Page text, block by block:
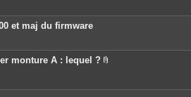
et maj du firmware
monture A : lequel ?
c